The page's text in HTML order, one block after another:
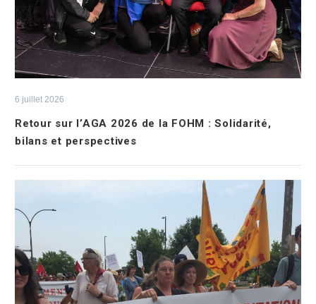
6 juillet 2026
Retour sur l’AGA 2026 de la FOHM : Solidarité,
bilans et perspectives